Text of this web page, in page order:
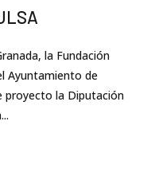
la Fundación
Ayuntamiento de
proyecto la Diputación